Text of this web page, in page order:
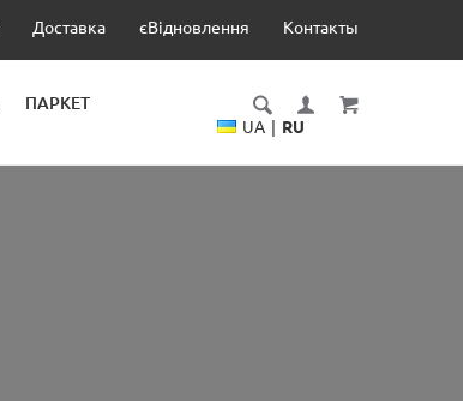
Доставка єВідновлення Контакты
ПАРКЕТ
UA RU